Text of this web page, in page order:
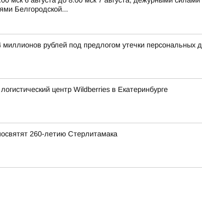
Белгородской...
рублей под предлогом утечки персональных
центр Wildberries в Екатеринбурге
260-летию Стерлитамака